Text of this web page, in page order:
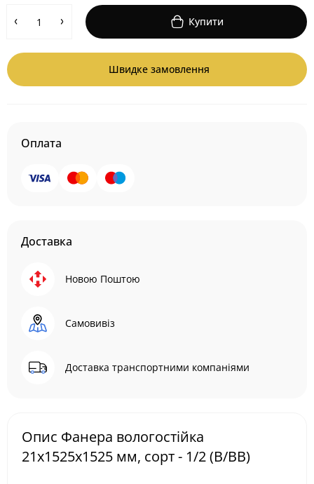
Купити
Швидке замовлення
Оплата
Доставка
Новою Поштою
Самовивіз
Доставка транспортними компаніями
Опис Фанера вологостійка
21х1525х1525 мм, сорт - 1/2 (В/ВВ)